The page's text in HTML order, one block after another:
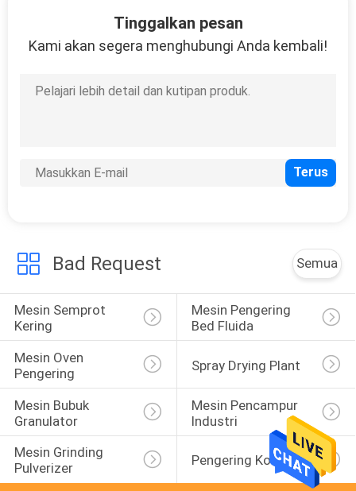
SITEMAP
PRIVACY
Tinggalkan pesan
Kami akan segera menghubungi Anda kembali!
Bad Request Semua
Mesin Semprot
Kering
Mesin Pengering
Bed Fluida
Mesin Oven
Pengering
Spray Drying Plant
Mesin Bubuk
Granulator
Mesin Pencampur
Industri
Mesin Grinding
Pulverizer
Pengering Konduksi